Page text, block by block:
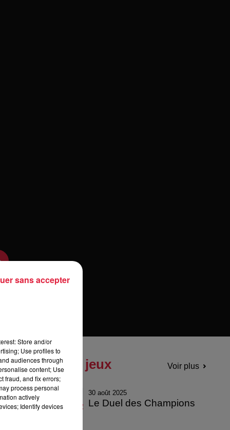
Tous les jeux Voir plus
30 août 2025
Le Duel des Champions
Store and/or
Use profiles to
audiences through
content; Use
fraud, and fix errors;
process personal
actively
Identify devices
sans accepter